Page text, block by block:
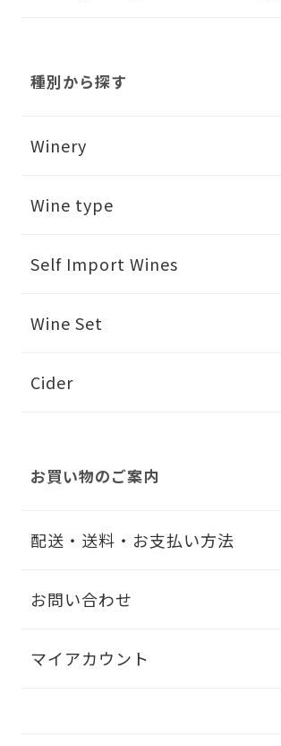
種別から探す
Winery
Wine type
Self Import Wines
Wine Set
Cider
お買い物のご案内
配送・送料・お支払い方法
お問い合わせ
マイアカウント